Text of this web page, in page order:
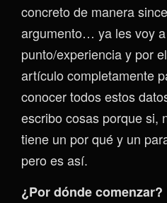
concreto de manera
argumento… ya les voy
punto/experiencia y por
artículo completamente
conocer todos estos
escribo cosas porque si,
tiene un por qué y un
pero es así.
¿Por dónde comenzar?